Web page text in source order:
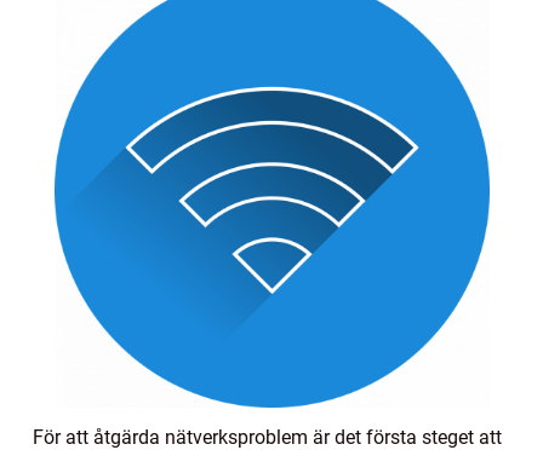
För att åtgärda nätverksproblem är det första steget att